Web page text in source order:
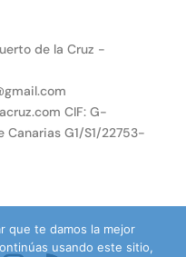
de la Cruz -
CIF: G-
Canarias G1/S1/22753-
que te damos la mejor
usando este sitio,